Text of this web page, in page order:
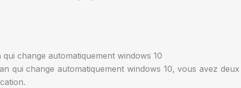
change automatiquement windows 10
qui change automatiquement windows 10, vous avez